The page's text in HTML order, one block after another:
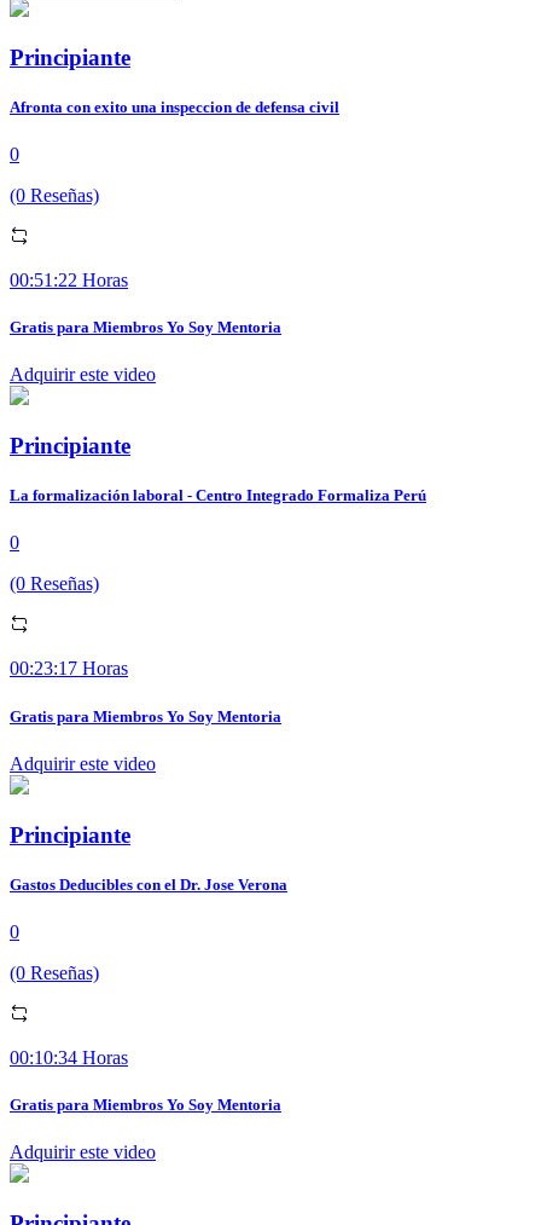
Principiante
Afronta con exito una inspeccion de defensa civil
0
(0 Reseñas)
00:51:22 Horas
Gratis para Miembros Yo Soy Mentoria
Adquirir este video
Principiante
La formalización laboral - Centro Integrado Formaliza Perú
0
(0 Reseñas)
00:23:17 Horas
Gratis para Miembros Yo Soy Mentoria
Adquirir este video
Principiante
Gastos Deducibles con el Dr. Jose Verona
0
(0 Reseñas)
00:10:34 Horas
Gratis para Miembros Yo Soy Mentoria
Adquirir este video